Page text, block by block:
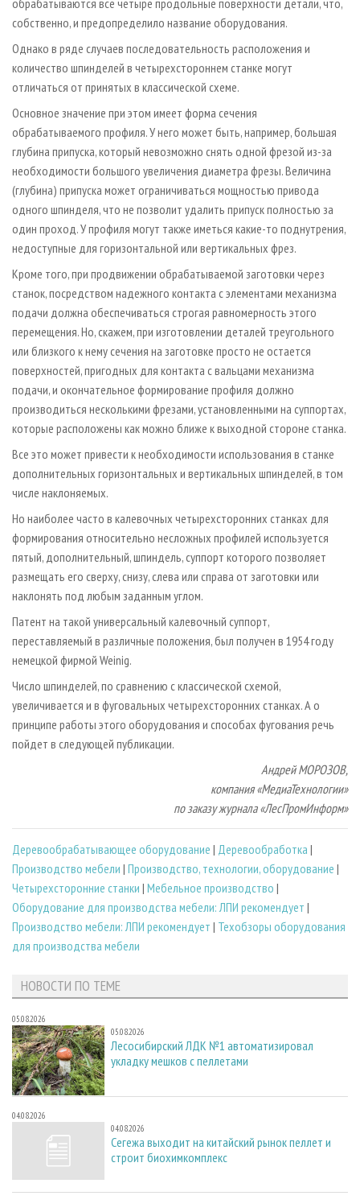
обрабатываются все четыре продольные поверхности детали, что,
собственно, и предопределило название оборудования.
Однако в ряде случаев последовательность расположения и
количество шпинделей в четырехстороннем станке могут
отличаться от принятых в классической схеме.
Основное значение при этом имеет форма сечения
обрабатываемого профиля. У него может быть, например, большая
глубина припуска, который невозможно снять одной фрезой из-за
необходимости большого увеличения диаметра фрезы. Величина
(глубина) припуска может ограничиваться мощностью привода
одного шпинделя, что не позволит удалить припуск полностью за
один проход. У профиля могут также иметься какие-то поднутрения,
недоступные для горизонтальной или вертикальных фрез.
Кроме того, при продвижении обрабатываемой заготовки через
станок, посредством надежного контакта с элементами механизма
подачи должна обеспечиваться строгая равномерность этого
перемещения. Но, скажем, при изготовлении деталей треугольного
или близкого к нему сечения на заготовке просто не остается
поверхностей, пригодных для контакта с вальцами механизма
подачи, и окончательное формирование профиля должно
производиться несколькими фрезами, установленными на суппортах,
которые расположены как можно ближе к выходной стороне станка.
Все это может привести к необходимости использования в станке
дополнительных горизонтальных и вертикальных шпинделей, в том
числе наклоняемых.
Но наиболее часто в калевочных четырехсторонних станках для
формирования относительно несложных профилей используется
пятый, дополнительный, шпиндель, суппорт которого позволяет
размещать его сверху, снизу, слева или справа от заготовки или
наклонять под любым заданным углом.
Патент на такой универсальный калевочный суппорт,
переставляемый в различные положения, был получен в 1954 году
немецкой фирмой Weinig.
Число шпинделей, по сравнению с классической схемой,
увеличивается и в фуговальных четырехсторонних станках. А о
принципе работы этого оборудования и способах фугования речь
пойдет в следующей публикации.
Андрей МОРОЗОВ,
компания «МедиаТехнологии»
по заказу журнала «ЛесПромИнформ»
Деревообрабатывающее оборудование | Деревообработка |
Производство мебели | Производство, технологии, оборудование |
Четырехсторонние станки | Мебельное производство |
Оборудование для производства мебели: ЛПИ рекомендует |
Производство мебели: ЛПИ рекомендует | Техобзоры оборудования
для производства мебели
НОВОСТИ ПО ТЕМЕ
05.08.2026
05.08.2026
Лесосибирский ЛДК №1 автоматизировал
укладку мешков с пеллетами
04.08.2026
04.08.2026
Сегежа выходит на китайский рынок пеллет и
строит биохимкомплекс